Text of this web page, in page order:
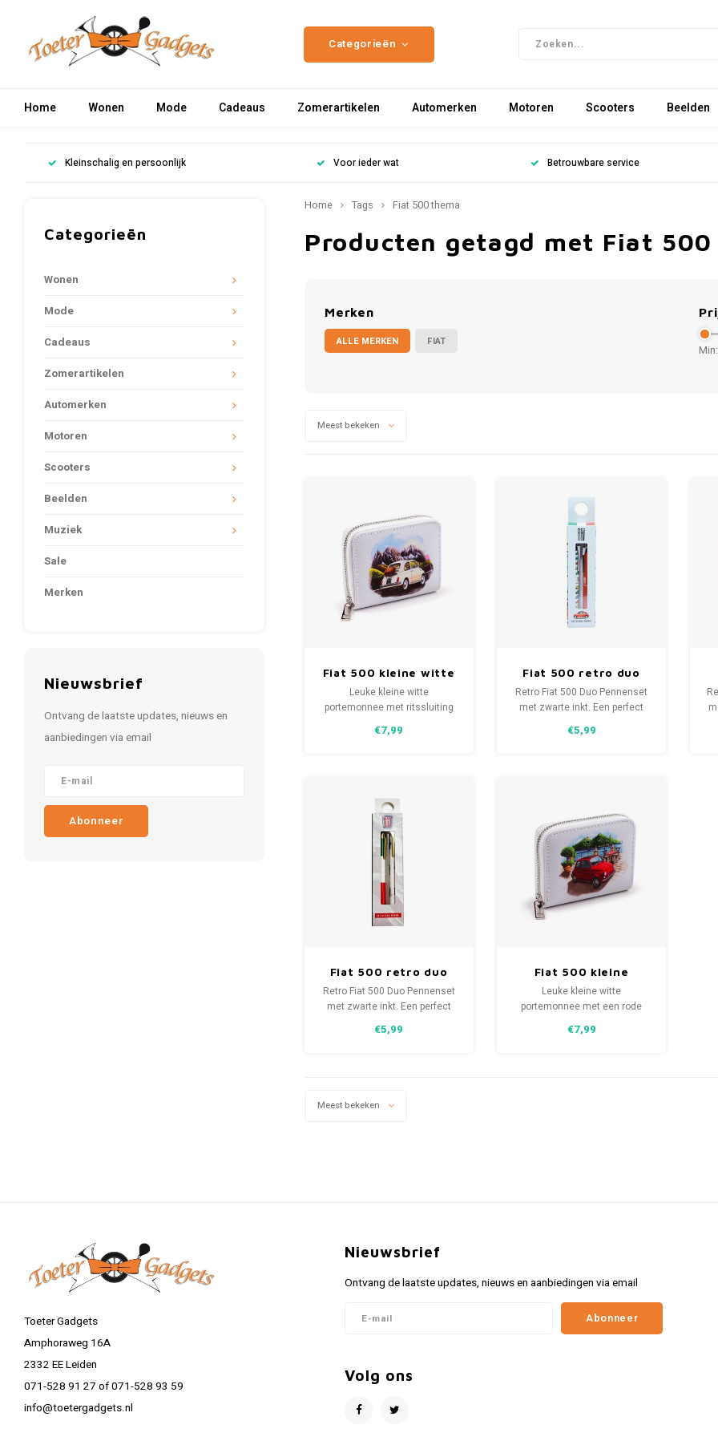
Categorieën
Home Wonen Mode Cadeaus Zomerartikelen Automerken Motoren Scooters Beelden
Kleinschalig en persoonlijk Voor ieder wat Betrouwbare service
Categorieën
Wonen
Mode
Cadeaus
Zomerartikelen
Automerken
Motoren
Scooters
Beelden
Muziek
Sale
Merken
Nieuwsbrief
Ontvang de laatste updates, nieuws en
aanbiedingen via email
Abonneer
Home Tags Fiat 500 thema
Producten getagd met Fiat 500
Merken
ALLE MERKEN FIAT
Meest bekeken
Fiat 500 kleine witte
portemonnee met
ritssluiting
Leuke kleine witte
portemonnee met ritssluiting
bergtafereel. Een perfect
hebbedingetje voor je collectie
van het rugzakje.
€7,99
Fiat 500 retro duo
pennenset
Retro Fiat 500 Duo Pennenset
met zwarte inkt. Een perfect
officiële licenties in een fraaie
gecombineerd.
€5,99
Fiat 500 retro duo
pennenset
Retro Fiat 500 Duo Pennenset
met zwarte inkt. Een perfect
officiële licenties in een fraaie
€5,99
Fiat 500 kleine
portemonnee met
ritssluiting
Leuke kleine witte
portemonnee met een rode
perfect ontworpen cadeautje
€7,99
Meest bekeken
Toeter Gadgets
Amphoraweg 16A
2332 EE Leiden
071-528 91 27 of 071-528 93 59
info@toetergadgets.nl
Nieuwsbrief
Ontvang de laatste updates, nieuws en aanbiedingen via email
Abonneer
Volg ons